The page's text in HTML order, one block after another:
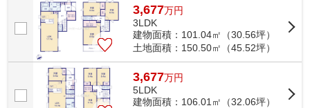
3,677万円
3LDK
建物面積：101.04㎡（30.56坪）
土地面積：150.50㎡（45.52坪）
3,677万円
5LDK
建物面積：106.01㎡（32.06坪）